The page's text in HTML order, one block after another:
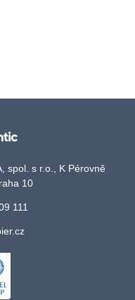
spol. s r.o., K Pérovně
10
111